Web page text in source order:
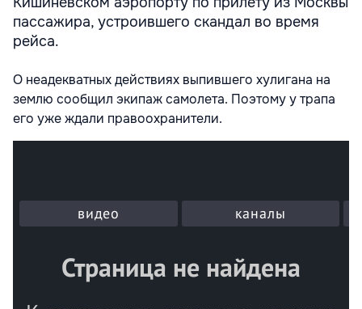
пассажира, устроившего скандал во время
рейса.
О неадекватных действиях выпившего хулигана на
землю сообщил экипаж самолета. Поэтому у трапа
его уже ждали правоохранители.